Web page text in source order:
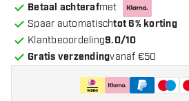
Betaal achterafmet
Spaar automatischtot 6% korting
Klantbeoordeling9.0/10
Gratis verzendingvanaf €50